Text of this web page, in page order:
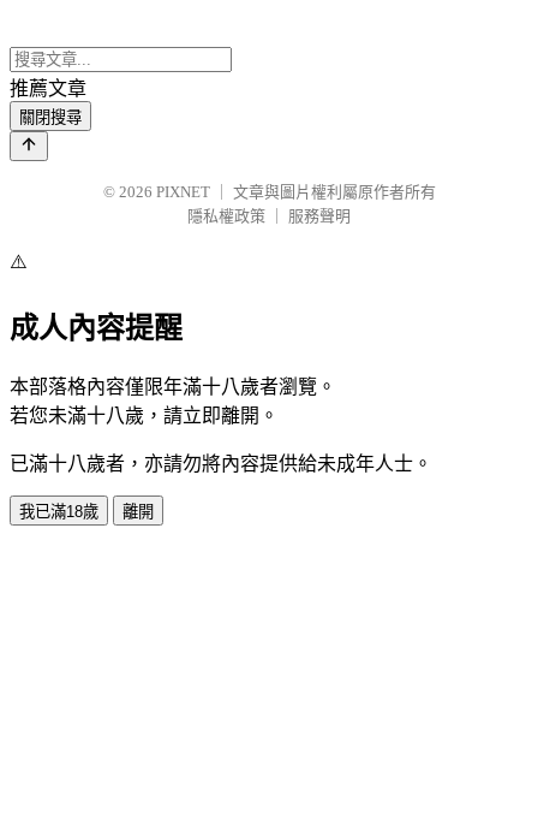
推薦文章
關閉搜尋
© 2026 PIXNET
文章與圖片權利屬原作者所有
隱私權政策
服務聲明
⚠️
成人內容提醒
本部落格內容僅限年滿十八歲者瀏覽。
若您未滿十八歲，請立即離開。
已滿十八歲者，亦請勿將內容提供給未成年人士。
我已滿18歲 離開